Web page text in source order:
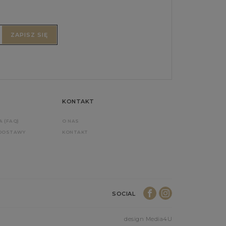
ZAPISZ SIĘ
(FAQ)
KONTAKT
O NAS
KONTAKT
SOCIAL
design Media4U